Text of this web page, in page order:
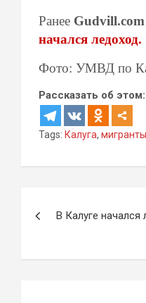
Ранее Gudvill.com
начался ледоход.
Фото: УМВД по
Рассказать об этом:
Tags: Калуга, мигранты
записям
В Калуге начался